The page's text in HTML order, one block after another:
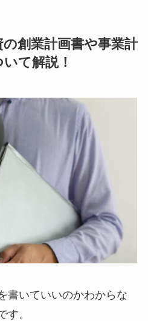
創業計画書や事業計
て解説！
書いていいのかわからな
す。